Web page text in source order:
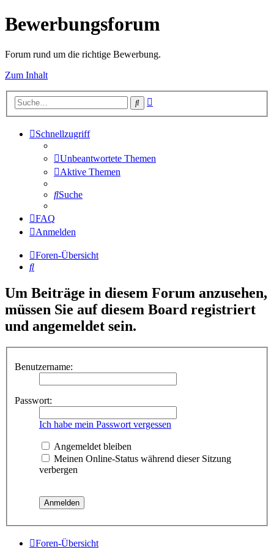
Bewerbungsforum
Forum rund um die richtige Bewerbung.
Zum Inhalt
Suche
Schnellzugriff
Unbeantwortete Themen
Aktive Themen
Suche
FAQ
Anmelden
Foren-Übersicht
Suche
Um Beiträge in diesem Forum anzusehen,
müssen Sie auf diesem Board registriert
und angemeldet sein.
Benutzername:
Passwort:
Ich habe mein Passwort vergessen
Angemeldet bleiben
Meinen Online-Status während dieser Sitzung
verbergen
Foren-Übersicht